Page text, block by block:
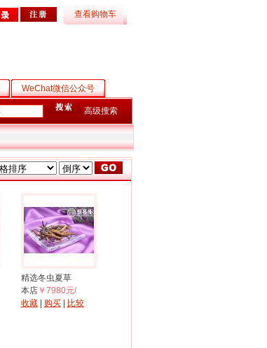
查看购物车
WeChat微信公众号
高级搜索
精选冬虫夏草
本店￥7980元/
收藏| 购买| 比较